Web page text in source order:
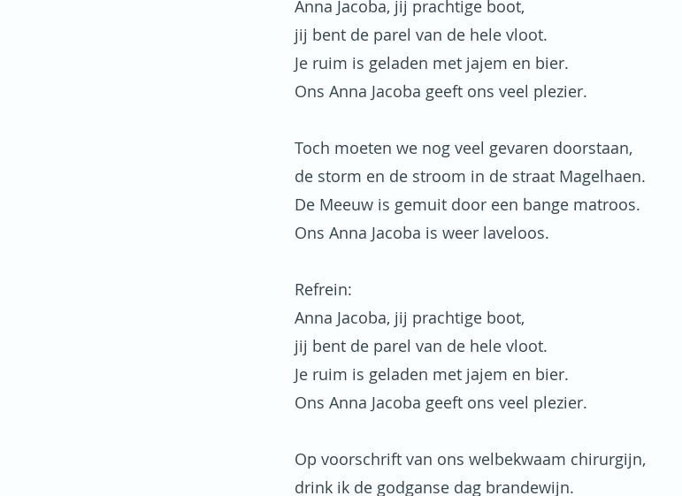
Anna Jacoba, jij prachtige boot,
jij bent de parel van de hele vloot.
Je ruim is geladen met jajem en bier.
Ons Anna Jacoba geeft ons veel plezier.
Toch moeten we nog veel gevaren doorstaan,
de storm en de stroom in de straat Magelhaen.
De Meeuw is gemuit door een bange matroos.
Ons Anna Jacoba is weer laveloos.
Refrein:
Anna Jacoba, jij prachtige boot,
jij bent de parel van de hele vloot.
Je ruim is geladen met jajem en bier.
Ons Anna Jacoba geeft ons veel plezier.
Op voorschrift van ons welbekwaam chirurgijn,
drink ik de godganse dag brandewijn.